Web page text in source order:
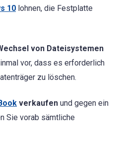
10 lohnen, die Festplatte
von Dateisystemen
vor, dass es erforderlich
zu löschen.
verkaufen und gegen ein
Sie vorab sämtliche